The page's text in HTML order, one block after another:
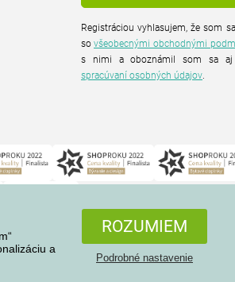
a
ROZUMIEM
Podrobné nastavenie
Registráciou vyhlasujem, že som
sovšeobecnými obchodnými
s nimi a oboznámil som sa
spracúvaní osobných údajov.
Všetky práva vyhradené © 2004-